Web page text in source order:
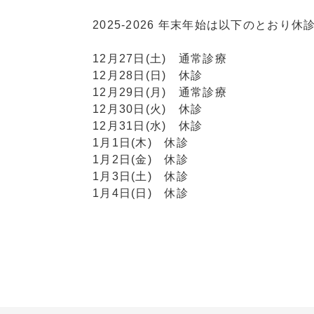
2025-2026 年末年始は以下のとおり休
12月27日(土) 通常診療
12月28日(日) 休診
12月29日(月) 通常診療
12月30日(火) 休診
12月31日(水) 休診
1月1日(木) 休診
1月2日(金) 休診
1月3日(土) 休診
1月4日(日) 休診